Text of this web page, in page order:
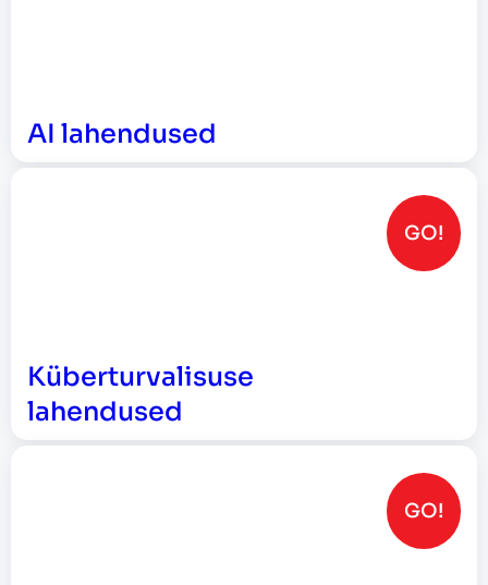
AI lahendused
Küberturvalisuse
lahendused
GO!
GO!